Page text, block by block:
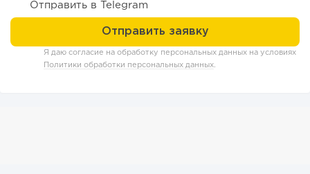
Отправить в Telegram
Я даю согласие на обработку персональных данных на условиях
Политики обработки персональных данных.